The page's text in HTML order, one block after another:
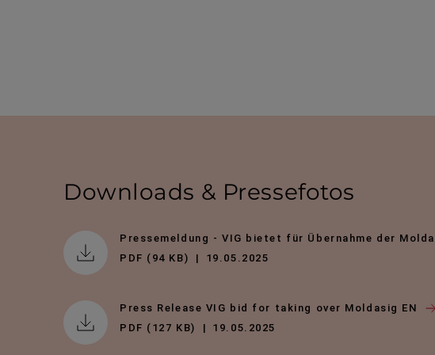
Downloads & Pres­se­fotos
Pressemeldung - VIG bietet für Übernahme der
PDF (94 KB)
19.05.2025
Press Release VIG bid for taking over Moldasig EN
PDF (127 KB)
19.05.2025